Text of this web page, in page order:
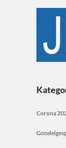
Corona